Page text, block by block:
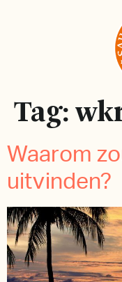
Tag:
Waarom
uitvinden?